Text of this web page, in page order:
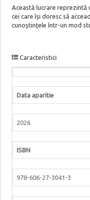
Această lucrare
cei care își doresc să
cunoștințele într-un mod
Caracteristici
Data aparitie
2026
ISBN
978-606-27-3041-3